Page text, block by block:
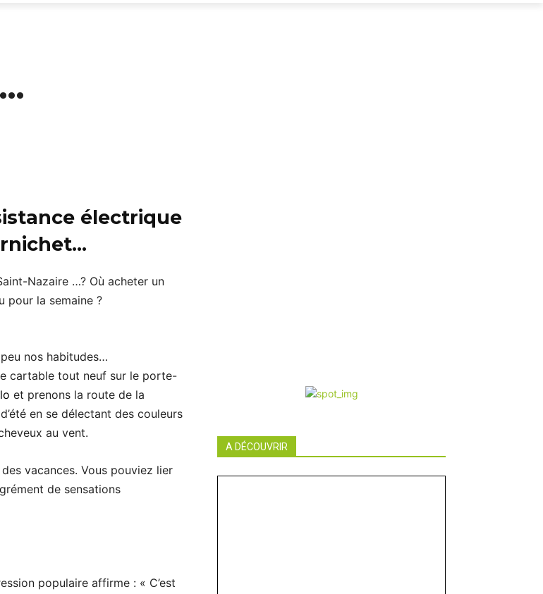
électrique
Nazaire …? Où acheter un
pour la semaine ?
nos habitudes…
cartable tout neuf sur le porte-
et prenons la route de la
en se délectant des couleurs
au vent.
vacances. Vous pouviez lier
de sensations
populaire affirme : « C’est
A DÉCOUVRIR